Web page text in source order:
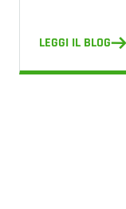
LEGGI IL BLOG